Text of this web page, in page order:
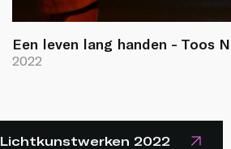
Een leven lang handen - Toos
2022
Lichtkunstwerken 2022